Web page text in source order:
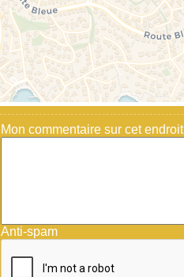
Mon commentaire sur cet endroit
Anti-spam